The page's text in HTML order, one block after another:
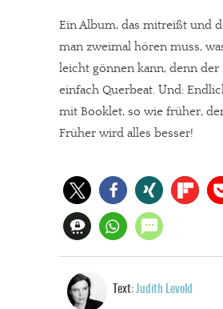
In eigener Sache
Dir gefällt
Ein Album, das mitreißt und
man zweimal hören muss,
leicht gönnen kann, denn der
einfach Querbeat. Und:
mit Booklet, so wie früher,
Früher wird alles besser!
Text: Judith Levold